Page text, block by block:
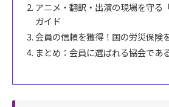
アニメ・翻訳・出演の現場を守る
ガイド
会員の信頼を獲得！国の労災保険
まとめ：会員に選ばれる協会であ